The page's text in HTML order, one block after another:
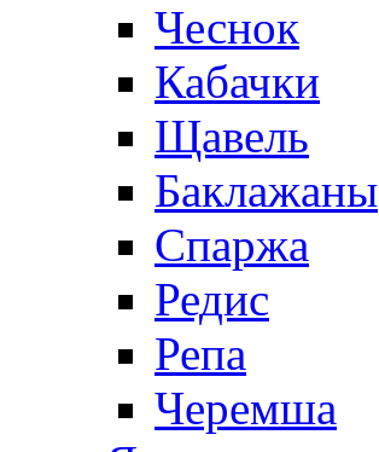
Чеснок
Кабачки
Щавель
Баклажаны
Спаржа
Редис
Репа
Черемша